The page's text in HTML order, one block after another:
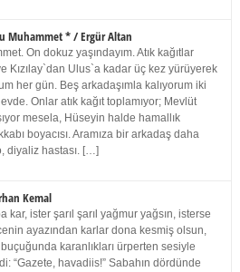
Muhammet * / Ergür Altan
On dokuz yaşındayım. Atık kağıtlar
Kızılay`dan Ulus`a kadar üç kez yürüyerek
her gün. Beş arkadaşımla kalıyorum iki
Onlar atık kağıt toplamıyor; Mevlüt
mesela, Hüseyin halde hamallık
boyacısı. Aramıza bir arkadaş daha
diyaliz hastası. […]
Kemal
kar, ister şarıl şarıl yağmur yağsın, isterse
ayazından karlar dona kesmiş olsun,
karanlıkları ürperten sesiyle
“Gazete, havadiis!” Sabahın dördünde